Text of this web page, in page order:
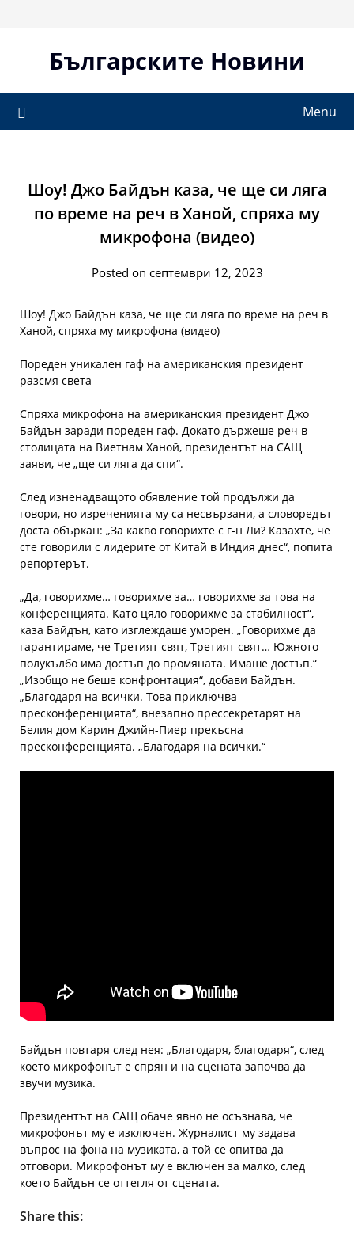
Българските Новини
Menu
Шоу! Джо Байдън каза, че ще си ляга
по време на реч в Ханой, спряха му
микрофона (видео)
Posted on септември 12, 2023
Шоу! Джо Байдън каза, че ще си ляга по време на реч в
Ханой, спряха му микрофона (видео)
Пореден уникален гаф на американския президент
разсмя света
Спряха микрофона на американския президент Джо
Байдън заради пореден гаф. Докато държеше реч в
столицата на Виетнам Ханой, президентът на САЩ
заяви, че „ще си ляга да спи“.
След изненадващото обявление той продължи да
говори, но изреченията му са несвързани, а словоредът
доста объркан: „За какво говорихте с г-н Ли? Казахте, че
сте говорили с лидерите от Китай в Индия днес“, попита
репортерът.
„Да, говорихме… говорихме за… говорихме за това на
конференцията. Като цяло говорихме за стабилност“,
каза Байдън, като изглеждаше уморен. „Говорихме да
гарантираме, че Третият свят, Третият свят… Южното
полукълбо има достъп до промяната. Имаше достъп.“
„Изобщо не беше конфронтация“, добави Байдън.
„Благодаря на всички. Това приключва
пресконференцията“, внезапно прессекретарят на
Белия дом Карин Джийн-Пиер прекъсна
пресконференцията. „Благодаря на всички.“
Байдън повтаря след нея: „Благодаря, благодаря“, след
което микрофонът е спрян и на сцената започва да
звучи музика.
Президентът на САЩ обаче явно не осъзнава, че
микрофонът му е изключен. Журналист му задава
въпрос на фона на музиката, а той се опитва да
отговори. Микрофонът му е включен за малко, след
което Байдън се оттегля от сцената.
Share this: